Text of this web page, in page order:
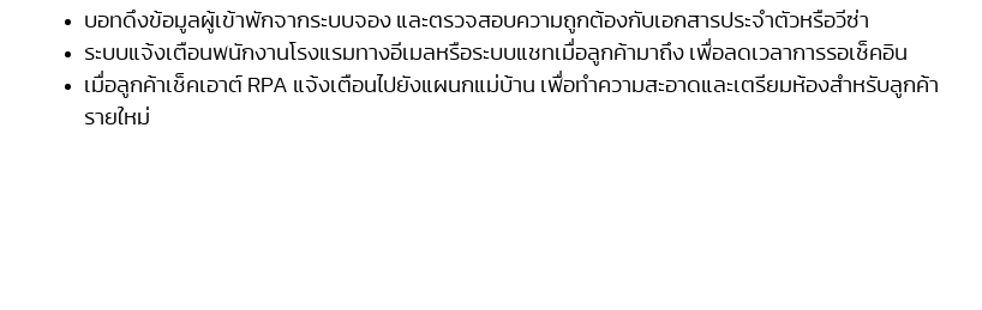
บอทดึงข้อมูลผู้เข้าพักจากระบบจอง และตรวจสอบความถูกต้องกับเอกสารประจำตัวหรือวีซ่า
ระบบแจ้งเตือนพนักงานโรงแรมทางอีเมลหรือระบบแชทเมื่อลูกค้ามาถึง เพื่อลดเวลาการรอเช็คอิน
เมื่อลูกค้าเช็คเอาต์ RPA แจ้งเตือนไปยังแผนกแม่บ้าน เพื่อทำความสะอาดและเตรียมห้องสำหรับลูกค้า
รายใหม่